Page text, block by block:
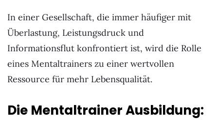
In einer Gesellschaft, die immer häufiger mit
Überlastung, Leistungsdruck und
Informationsflut konfrontiert ist, wird die Rolle
eines Mentaltrainers zu einer wertvollen
Ressource für mehr Lebensqualität.
Die Mentaltrainer Ausbildung: